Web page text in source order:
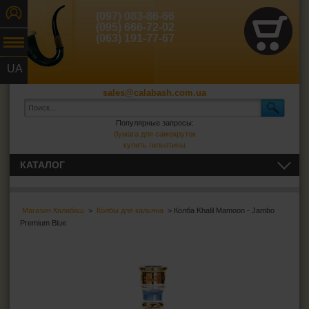
UA
(097) 083-86-66
(095) 666-72-02
(063) 191-77-67
sales@calabash.com.ua
Популярные запросы:
бумага для самокруток
купить гильотины
Магазин Калабаш > Колбы для кальяна
> Колба Khalil Mamoon - Jambo
Premium Blue
КАТАЛОГ
ЗАЖИГАЛКИ